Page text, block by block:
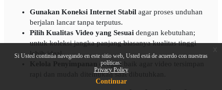
Si Usted continúa navegando en este sitio web, Usted está de acuerdo con nuestras
políticas:
Privacy Policy
Continuar
Gunakan Koneksi Internet Stabil agar proses unduhan
berjalan lancar tanpa terputus.
Pilih Kualitas Video yang Sesuai dengan kebutuhan;
untuk koleksi jangka panjang biasanya kualitas tinggi
lebih ideal.
dengan baik agar video tersimpan
rapi dan mudah ditemukan saat dibutuhkan.